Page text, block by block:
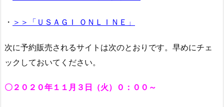
・ ＞＞「ＵＳＡＧＩ ＯＮＬＩＮＥ」
次に予約販売されるサイトは次のとおりです。早めにチェ
ックしておいてください。
〇２０２０年１１月３日（火）０：００～